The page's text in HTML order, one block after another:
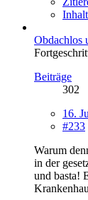
Obdachlos
Beiträge
302
16.
#233
Warum
in der
und basta!